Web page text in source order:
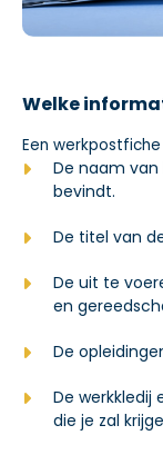
Welke
Een
De naam
bevindt.
De titel van
De uit te
en
De
De werkkledij
die je zal